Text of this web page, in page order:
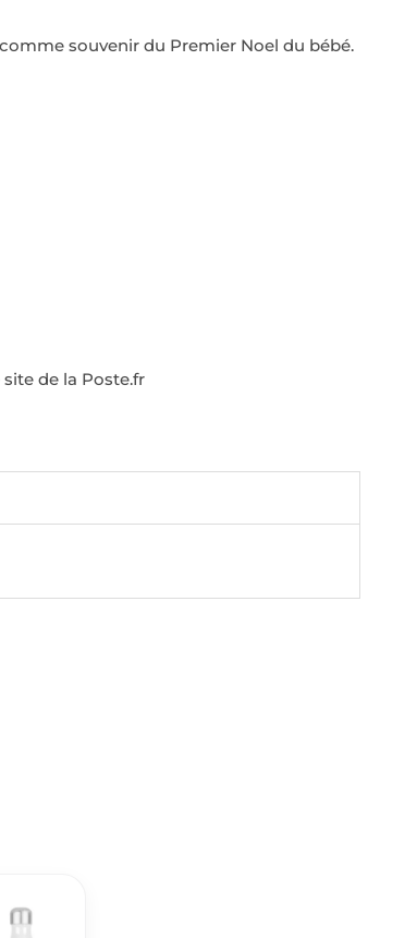
souvenir du Premier Noel du bébé.
de la Poste.fr